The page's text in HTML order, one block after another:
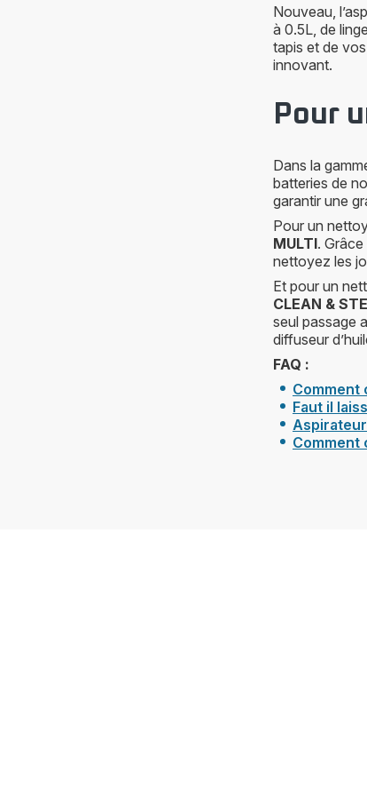
Nouveau,
à 0.5L, de
tapis et de
innovant.
Pour
Dans la
batteries de
garantir une
Pour un
MULTI.
nettoyez les
Et pour un
CLEAN &
seul passage
diffuseur
FAQ :
Comment
Faut il
Comment